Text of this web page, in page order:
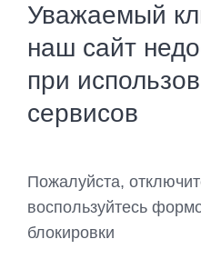
Уважаемый
наш сайт
при
сервисов
Пожалуйста,
воспользуйтесь
блокировки